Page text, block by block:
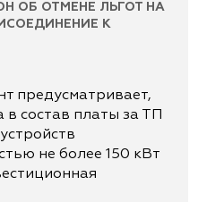
ОБ ОТМЕНЕ ЛЬГОТ НА
К
предусматривает,
состав платы за ТП
не более 150 кВт